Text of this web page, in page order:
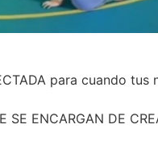
para cuando tus
ENCARGAN DE